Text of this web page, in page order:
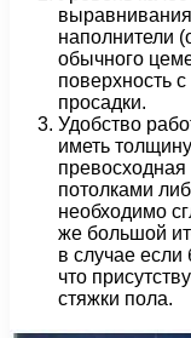
наполнители
обычного
поверхность
просадки.
Удобство
иметь
превосходная
потолками
необходимо
же большой
в случае если
что
стяжки пола.